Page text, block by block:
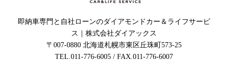
即納車専門と自社ローンのダイアモンドカー＆ライフサービ
ス｜株式会社ダイアックス
〒007-0880 北海道札幌市東区丘珠町573-25
TEL.011-776-6005 / FAX.011-776-6007